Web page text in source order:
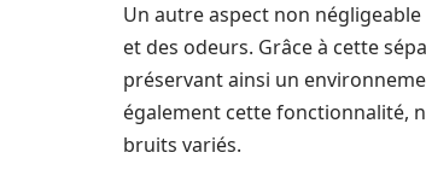
Un autre aspect non
et des odeurs. Grâce à cette
préservant ainsi un
également cette fonctionnalité,
bruits variés.